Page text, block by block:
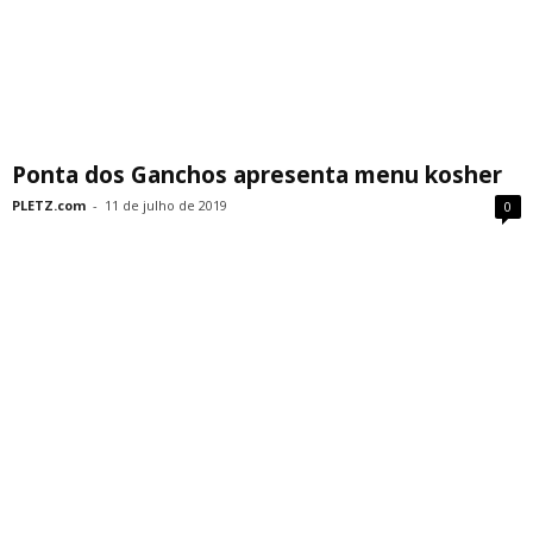
Ponta dos Ganchos apresenta menu kosher
PLETZ.com - 11 de julho de 2019 0